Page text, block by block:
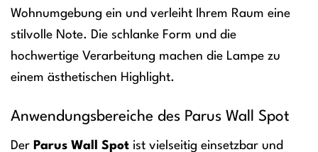
Wohnumgebung ein und verleiht Ihrem Raum eine
stilvolle Note. Die schlanke Form und die
hochwertige Verarbeitung machen die Lampe zu
einem ästhetischen Highlight.
Anwendungsbereiche des Parus Wall Spot
Der Parus Wall Spot ist vielseitig einsetzbar und